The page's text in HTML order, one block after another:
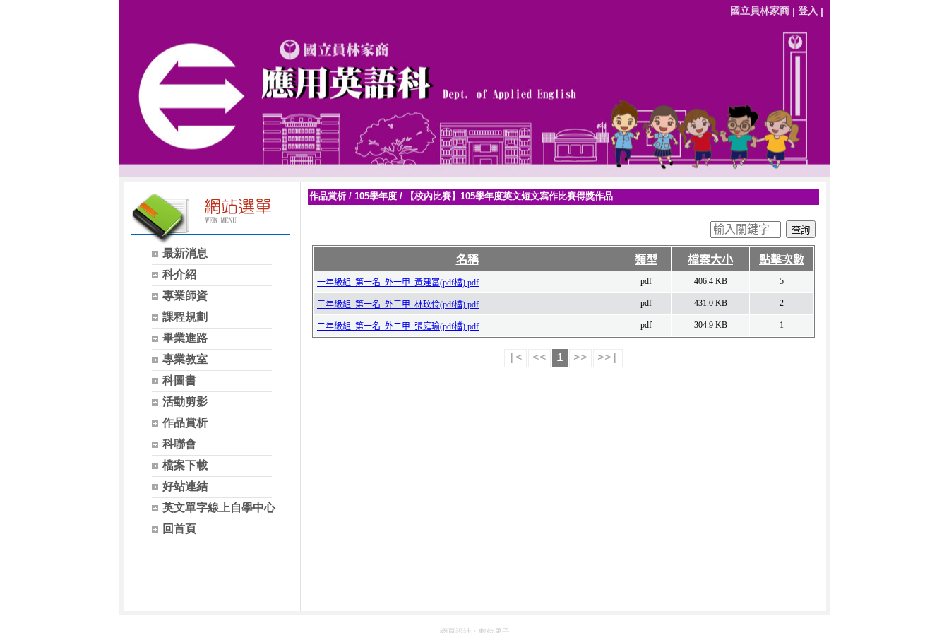
國立員林家商| 登入 |
最新消息
科介紹
專業師資
課程規劃
畢業進路
專業教室
科圖書
活動剪影
作品賞析
科聯會
檔案下載
好站連結
英文單字線上自學中心
回首頁
作品賞析/ 105學年度/ 【校內比賽】105學年度英文短文寫作比賽得獎作品